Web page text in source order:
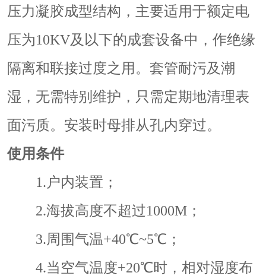
压力凝胶成型结构，主要适用于额定电
压为10KV及以下的成套设备中，作绝缘
隔离和联接过度之用。套管耐污及潮
湿，无需特别维护，只需定期地清理表
面污质。安装时母排从孔内穿过。
使用条件
1.户内装置；
2.海拔高度不超过1000M；
3.周围气温+40℃~5℃；
4.当空气温度+20℃时，相对湿度布